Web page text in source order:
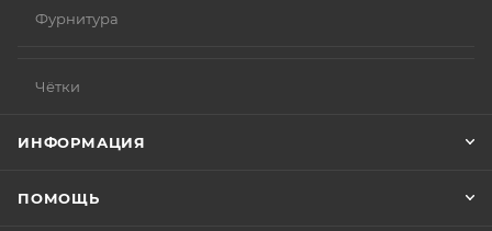
Фурнитура
Чётки
ИНФОРМАЦИЯ
ПОМОЩЬ